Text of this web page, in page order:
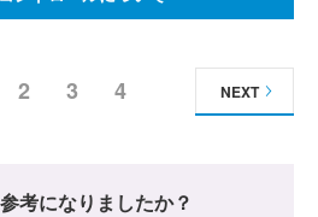
2 3 4 NEXT
考になりましたか？